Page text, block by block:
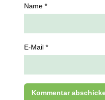
Name *
E-Mail *